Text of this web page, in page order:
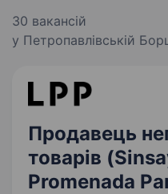
30 вакансій
у Петропавлівській
Продавець
товарів
Promenada